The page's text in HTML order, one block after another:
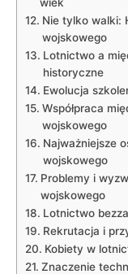
Nie tylko walki:
wojskowego
Lotnictwo a
historyczne
Ewolucja
Współpraca
wojskowego
Najważniejsze
wojskowego
Problemy i
wojskowego
Lotnictwo
Rekrutacja i
Kobiety w
Znaczenie